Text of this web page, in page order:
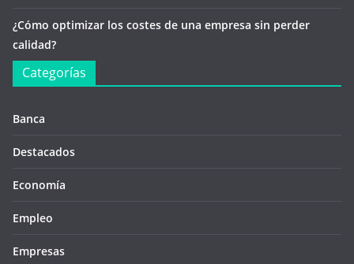
¿Cómo optimizar los costes de una empresa sin perder
calidad?
Categorías
Banca
Destacados
Economía
Empleo
Empresas